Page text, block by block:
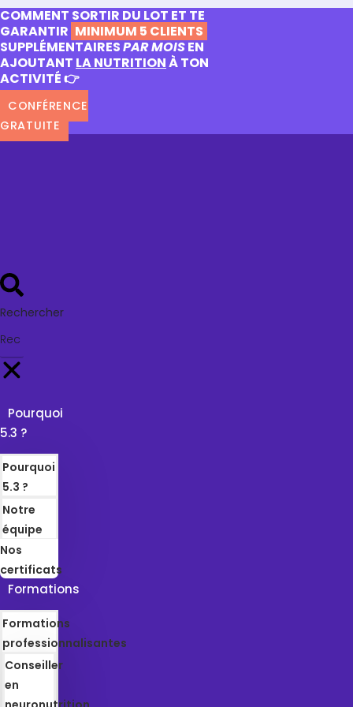
COMMENT SORTIR DU LOT ET TE
GARANTIR MINIMUM 5 CLIENTS
SUPPLÉMENTAIRESPAR MOISEN
AJOUTANT LA NUTRITIONÀ TON
ACTIVITÉ 👉
CONFÉRENCE
GRATUITE
Rechercher
Pourquoi
5.3 ?
Pourquoi
5.3 ?
Notre
équipe
Nos
certificats
Formations
Formations
professionnalisantes
Conseiller
en